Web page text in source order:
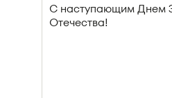
С наступающим Днем
Отечества!